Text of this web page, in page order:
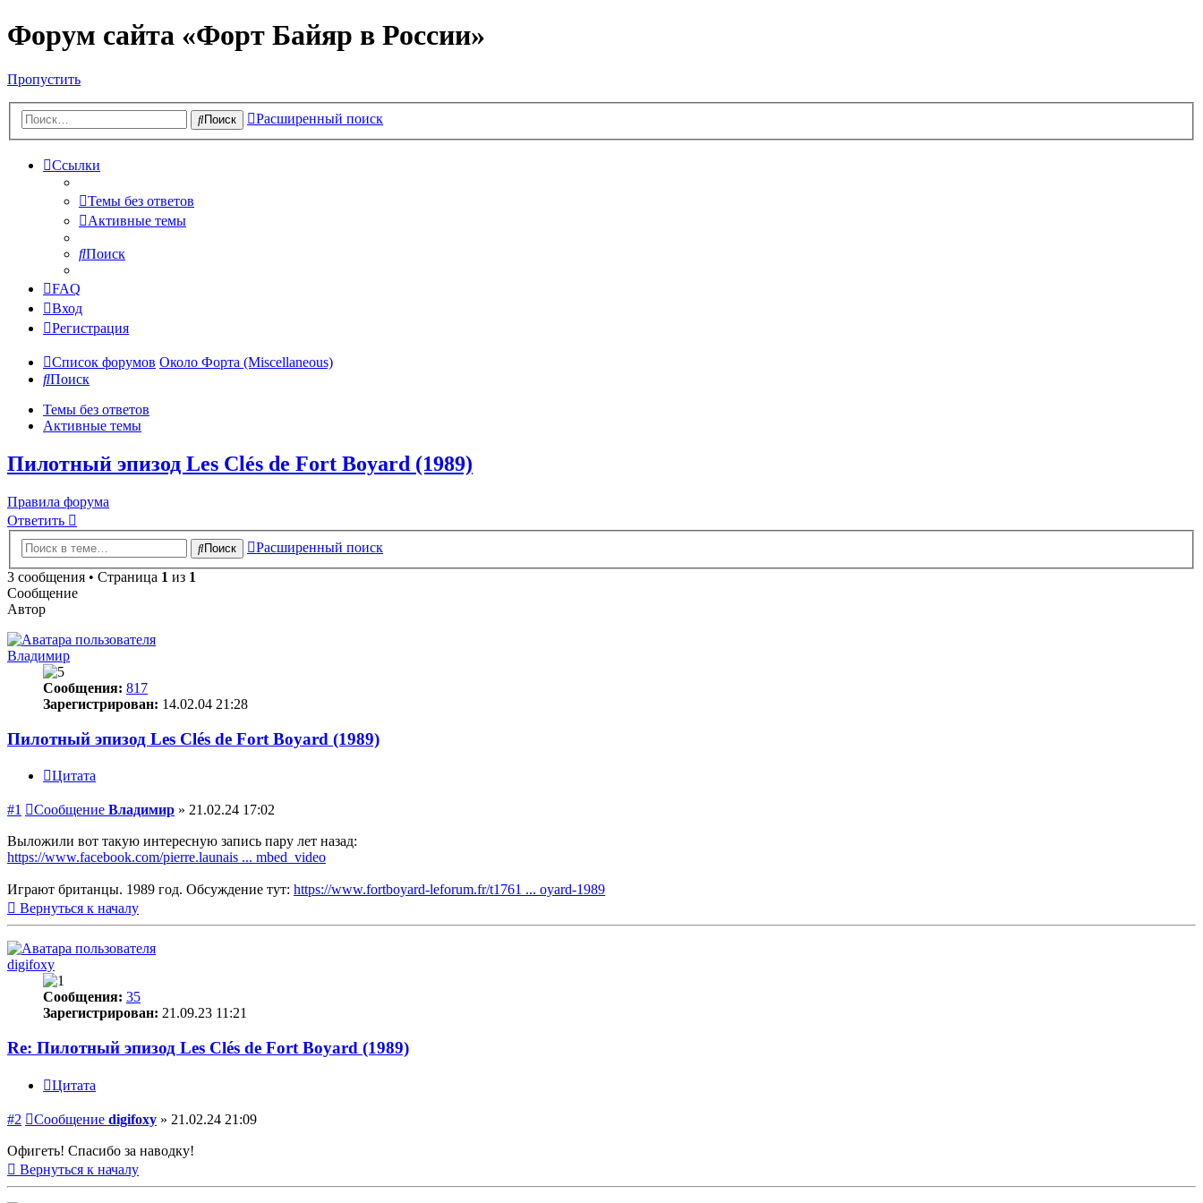
Форум сайта «Форт Байяр в России»
Пропустить
Поиск Расширенный поиск
Ссылки
Темы без ответов
Активные темы
Поиск
FAQ
Вход
Регистрация
Список форумов Около Форта (Miscellaneous)
Поиск
Темы без ответов
Активные темы
Пилотный эпизод Les Clés de Fort Boyard (1989)
Правила форума
Ответить
Поиск
Расширенный поиск
3 сообщения • Страница 1 из 1
Сообщение
Автор
Владимир
Сообщения: 817
Зарегистрирован: 14.02.04 21:28
Пилотный эпизод Les Clés de Fort Boyard (1989)
Цитата
#1 Сообщение Владимир » 21.02.24 17:02
Выложили вот такую интересную запись пару лет назад:
https://www.facebook.com/pierre.launais ... mbed_video
Играют британцы. 1989 год. Обсуждение тут: https://www.fortboyard-leforum.fr/t1761 ... oyard-1989
Вернуться к началу
digifoxy
Сообщения: 35
Зарегистрирован: 21.09.23 11:21
Re: Пилотный эпизод Les Clés de Fort Boyard (1989)
Цитата
#2 Сообщение digifoxy » 21.02.24 21:09
Офигеть! Спасибо за наводку!
Вернуться к началу